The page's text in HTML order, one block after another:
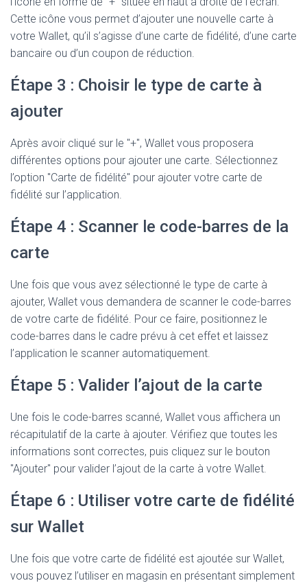
Cette icône vous permet d’ajouter une nouvelle carte à
votre Wallet, qu’il s’agisse d’une carte de fidélité, d’une carte
bancaire ou d’un coupon de réduction.
Étape 3 : Choisir le type de carte à
ajouter
Après avoir cliqué sur le "+", Wallet vous proposera
différentes options pour ajouter une carte. Sélectionnez
l’option "Carte de fidélité" pour ajouter votre carte de
fidélité sur l’application.
Étape 4 : Scanner le code-barres de la
carte
Une fois que vous avez sélectionné le type de carte à
ajouter, Wallet vous demandera de scanner le code-barres
de votre carte de fidélité. Pour ce faire, positionnez le
code-barres dans le cadre prévu à cet effet et laissez
l’application le scanner automatiquement.
Étape 5 : Valider l’ajout de la carte
Une fois le code-barres scanné, Wallet vous affichera un
récapitulatif de la carte à ajouter. Vérifiez que toutes les
informations sont correctes, puis cliquez sur le bouton
"Ajouter" pour valider l’ajout de la carte à votre Wallet.
Étape 6 : Utiliser votre carte de fidélité
sur Wallet
Une fois que votre carte de fidélité est ajoutée sur Wallet,
vous pouvez l’utiliser en magasin en présentant simplement